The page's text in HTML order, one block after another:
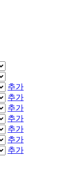
추가
추가
추가
추가
추가
추가
추가